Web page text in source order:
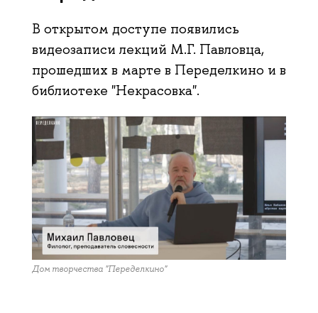
В открытом доступе появились
видеозаписи лекций М.Г. Павловца,
прошедших в марте в Переделкино и в
библиотеке "Некрасовка".
Дом творчества "Переделкино"